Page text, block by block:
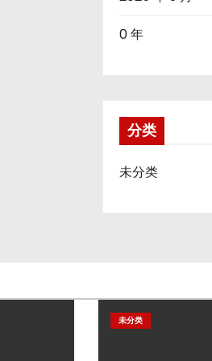
0 年
分类
未分类
未分类